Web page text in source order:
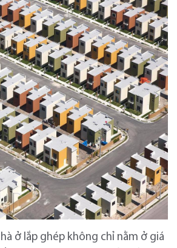
ở lắp ghép không chỉ nằm ở giá